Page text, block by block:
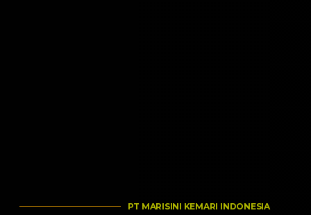
PT MARISINI KEMARI INDONESIA